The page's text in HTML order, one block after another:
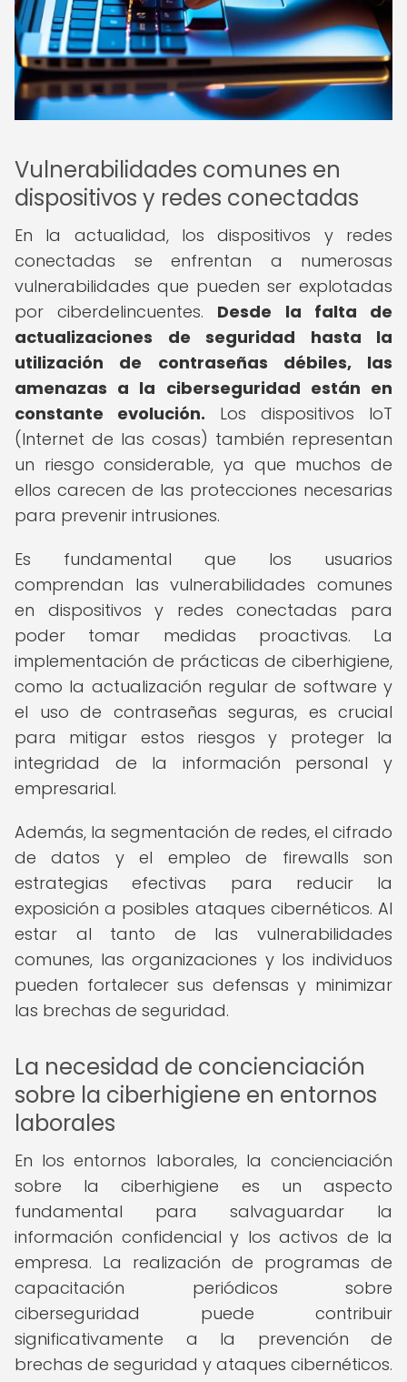
Vulnerabilidades comunes en
dispositivos y redes conectadas
En la actualidad, los dispositivos y redes
conectadas se enfrentan a numerosas
vulnerabilidades que pueden ser explotadas
por ciberdelincuentes. Desde la falta de
actualizaciones de seguridad hasta la
utilización de contraseñas débiles, las
amenazas a la ciberseguridad están en
constante evolución. Los dispositivos IoT
(Internet de las cosas) también representan
un riesgo considerable, ya que muchos de
ellos carecen de las protecciones necesarias
para prevenir intrusiones.
Es fundamental que los usuarios
comprendan las vulnerabilidades comunes
en dispositivos y redes conectadas para
poder tomar medidas proactivas. La
implementación de prácticas de ciberhigiene,
como la actualización regular de software y
el uso de contraseñas seguras, es crucial
para mitigar estos riesgos y proteger la
integridad de la información personal y
empresarial.
Además, la segmentación de redes, el cifrado
de datos y el empleo de firewalls son
estrategias efectivas para reducir la
exposición a posibles ataques cibernéticos. Al
estar al tanto de las vulnerabilidades
comunes, las organizaciones y los individuos
pueden fortalecer sus defensas y minimizar
las brechas de seguridad.
La necesidad de concienciación
sobre la ciberhigiene en entornos
laborales
En los entornos laborales, la concienciación
sobre la ciberhigiene es un aspecto
fundamental para salvaguardar la
información confidencial y los activos de la
empresa. La realización de programas de
capacitación periódicos sobre
ciberseguridad puede contribuir
significativamente a la prevención de
brechas de seguridad y ataques cibernéticos.